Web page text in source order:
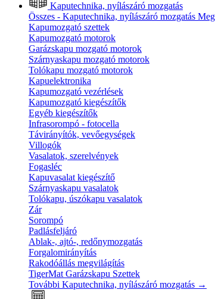
Kaputechnika, nyílászáró mozgatás
Összes - Kaputechnika, nyílászáró mozgatás
Kapumozgató szettek
Kapumozgató motorok
Garázskapu mozgató motorok
Szárnyaskapu mozgató motorok
Tolókapu mozgató motorok
Kapuelektronika
Kapumozgató vezérlések
Kapumozgató kiegészítők
Egyéb kiegészítők
Infrasorompó - fotocella
Távirányítók, vevőegységek
Villogók
Vasalatok, szerelvények
Fogasléc
Kapuvasalat kiegészítő
Szárnyaskapu vasalatok
Tolókapu, úszókapu vasalatok
Zár
Sorompó
Padlásfeljáró
Ablak-, ajtó-, redőnymozgatás
Forgalomirányítás
Rakodóállás megvilágítás
TigerMat Garázskapu Szettek
További Kaputechnika, nyílászáró mozgatás →